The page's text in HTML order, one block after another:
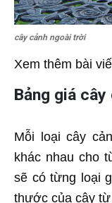
cây cảnh ngoài trời
Xem thêm bài
Bảng giá
Mỗi loại cây
khác nhau cho
sẽ có từng loại
thước của cây